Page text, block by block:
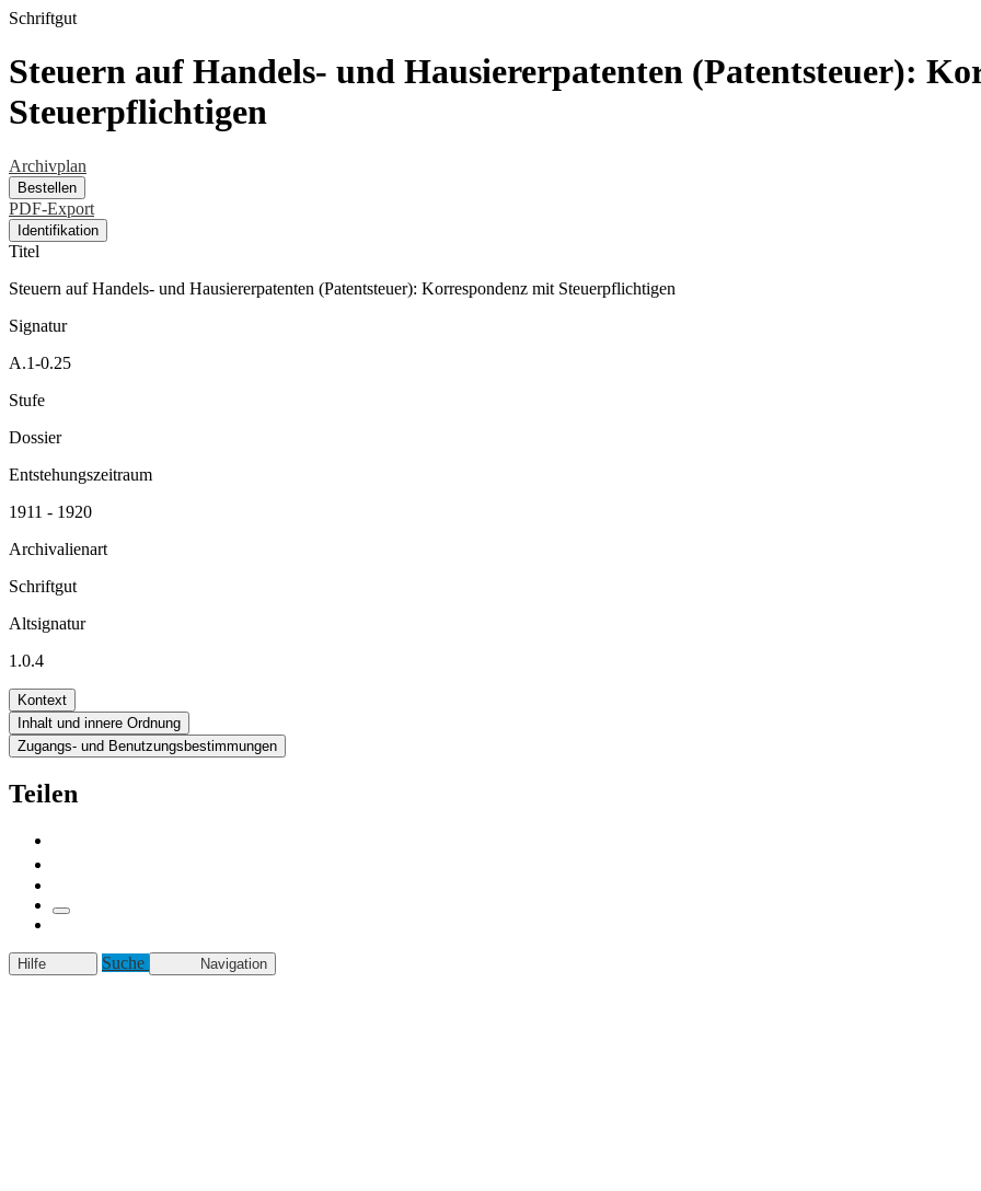
Schriftgut
Steuern auf Handels- und Hausiererpatenten (Patentsteuer):
Steuerpflichtigen
Archivplan
Bestellen
PDF-Export
Identifikation
Titel
Steuern auf Handels- und Hausiererpatenten (Patentsteuer): Korrespondenz mit Steuerpflichtigen
Signatur
A.1-0.25
Stufe
Dossier
Entstehungszeitraum
1911 - 1920
Archivalienart
Schriftgut
Altsignatur
1.0.4
Kontext
Inhalt und innere Ordnung
Zugangs- und Benutzungsbestimmungen
Teilen
Hilfe Suche Navigation